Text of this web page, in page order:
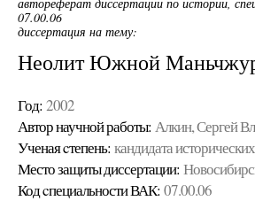
07.00.06
диссертация на тему:
Неолит Южной
Год: 2002
Автор научной работы: Алкин, Сергей
Ученая cтепень: кандидата
Место защиты диссертации:
Код cпециальности ВАК: 07.00.06